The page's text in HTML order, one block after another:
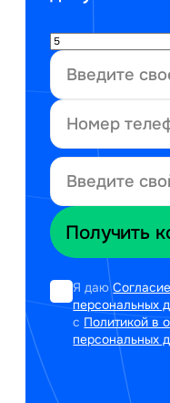
Я даю
персональных
с Политикой в
персональных